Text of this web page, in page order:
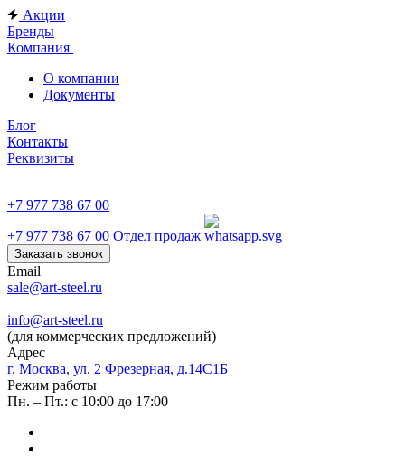
Акции
Бренды
Компания
О компании
Документы
Блог
Контакты
Реквизиты
+7 977 738 67 00
+7 977 738 67 00 Отдел продаж
Заказать звонок
Email
sale@art-steel.ru
info@art-steel.ru
(для коммерческих предложений)
Адрес
г. Москва, ул. 2 Фрезерная, д.14С1Б
Режим работы
Пн. – Пт.: с 10:00 до 17:00